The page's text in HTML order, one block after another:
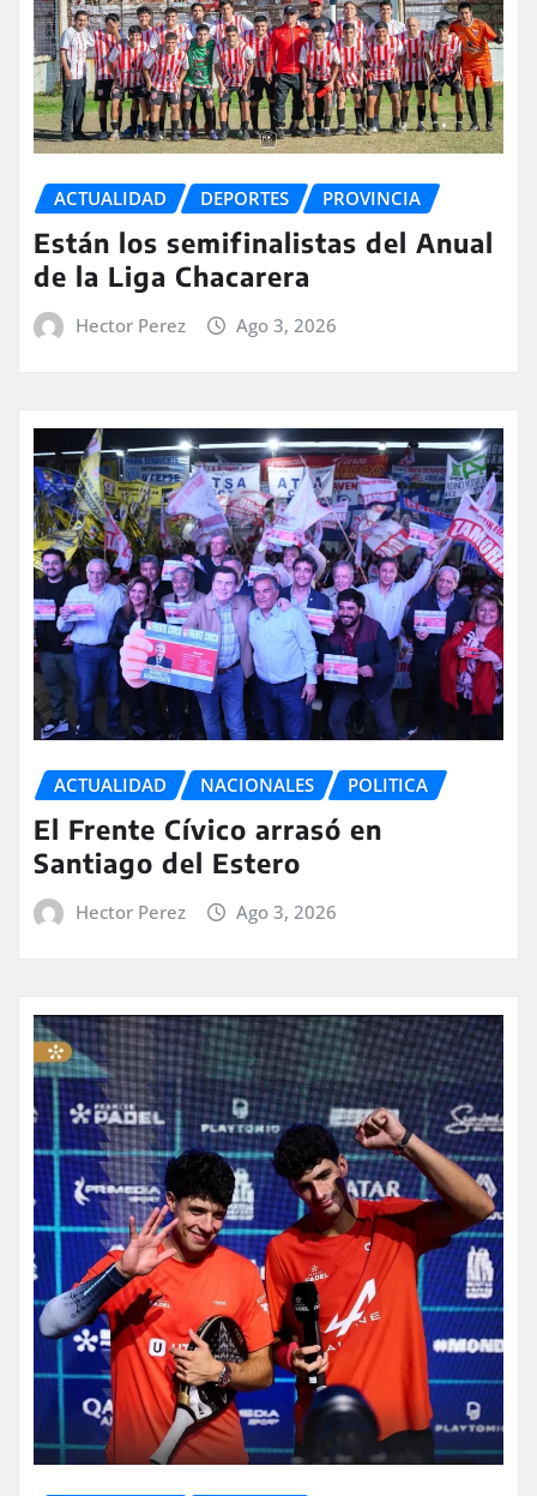
ACTUALIDAD DEPORTES PROVINCIA
Están los semifinalistas del Anual
de la Liga Chacarera
Hector Perez Ago 3, 2026
ACTUALIDAD NACIONALES POLITICA
El Frente Cívico arrasó en
Santiago del Estero
Hector Perez Ago 3, 2026